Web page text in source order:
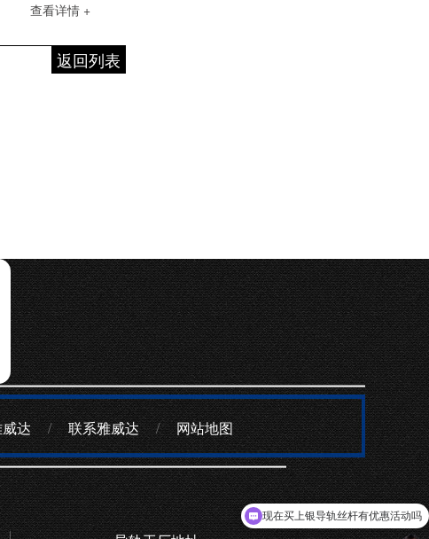
查看详情 +
返回列表
达 / 联系雅威达 / 网站地图
可以介绍下你们的导轨丝杆么
现在买上银导轨丝杆有优惠活动吗